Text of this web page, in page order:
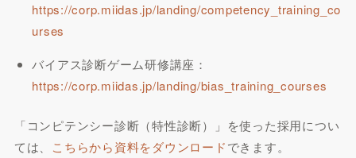
https://corp.miidas.jp/landing/competency_training_co
urses
バイアス診断ゲーム研修講座：
https://corp.miidas.jp/landing/bias_training_courses
「コンピテンシー診断（特性診断）」を使った採用につい
ては、 こちらから資料をダウンロードできます。